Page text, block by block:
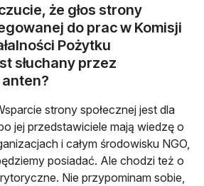
że głos strony
do prac w Komisji
Pożytku
słuchany przez
strony społecznej jest dla
jej przedstawiciele mają wiedzę o
i całym środowisku NGO,
posiadać. Ale chodzi też o
Nie przypominam sobie,